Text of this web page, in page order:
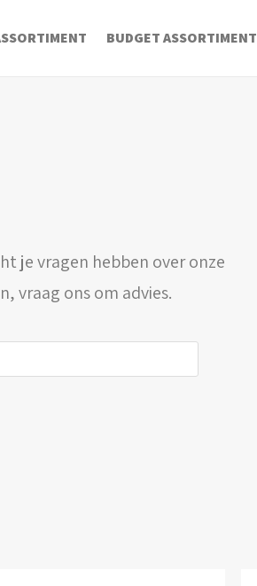
BUDGET ASSORTIMENT
je vragen hebben over onze
vraag ons om advies.